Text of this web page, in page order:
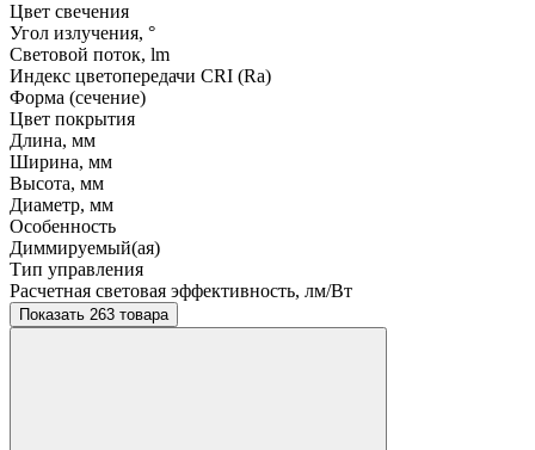
Цвет свечения
Угол излучения, °
Световой поток, lm
Индекс цветопередачи CRI (Ra)
Форма (сечение)
Цвет покрытия
Длина, мм
Ширина, мм
Высота, мм
Диаметр, мм
Особенность
Диммируемый(ая)
Тип управления
Расчетная световая эффективность, лм/Вт
Показать 263 товара